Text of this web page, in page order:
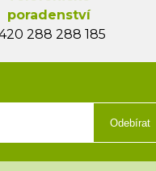
poradenství
288 288 185
Odebírat